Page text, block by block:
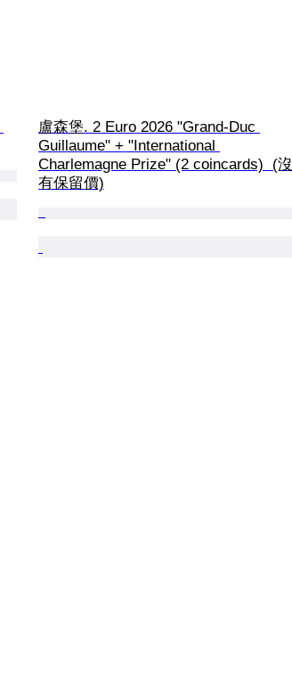
盧森堡. 2 Euro 2026 "Grand-Duc
Guillaume" + "International
Charlemagne Prize" (2 coincards)  (沒
有保留價)